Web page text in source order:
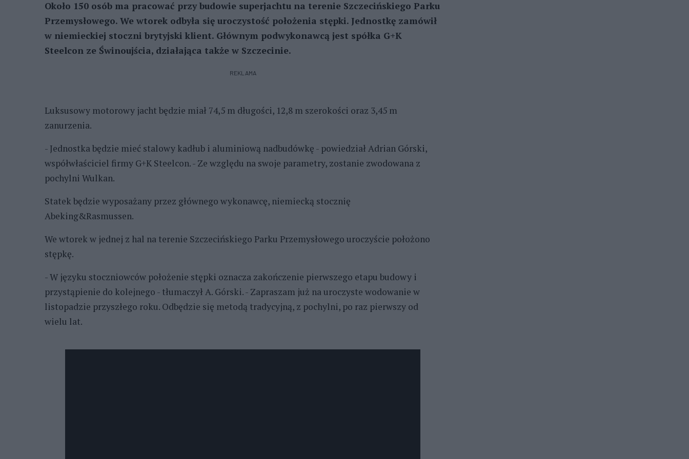
Około 150 osób ma pracować przy budowie superjachtu na terenie Szczecińskiego Parku
Przemysłowego. We wtorek odbyła się uroczystość położenia stępki. Jednostkę zamówił
w niemieckiej stoczni brytyjski klient. Głównym podwykonawcą jest spółka G+K
Steelcon ze Świnoujścia, działająca także w Szczecinie.
REKLAMA
Luksusowy motorowy jacht będzie miał 74,5 m długości, 12,8 m szerokości oraz 3,45 m
zanurzenia.
- Jednostka będzie mieć stalowy kadłub i aluminiową nadbudówkę - powiedział Adrian Górski,
współwłaściciel firmy G+K Steelcon. - Ze względu na swoje parametry, zostanie zwodowana z
pochylni Wulkan.
Statek będzie wyposażany przez głównego wykonawcę, niemiecką stocznię
Abeking&Rasmussen.
We wtorek w jednej z hal na terenie Szczecińskiego Parku Przemysłowego uroczyście położono
stępkę.
- W języku stoczniowców położenie stępki oznacza zakończenie pierwszego etapu budowy i
przystąpienie do kolejnego - tłumaczył A. Górski. - Zapraszam już na uroczyste wodowanie w
listopadzie przyszłego roku. Odbędzie się metodą tradycyjną, z pochylni, po raz pierwszy od
wielu lat.